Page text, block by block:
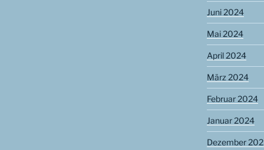
Juni 2024
Mai 2024
April 2024
März 2024
Februar 2024
Januar 2024
Dezember